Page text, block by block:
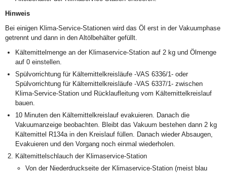
Hinweis
Bei einigen Klima-Service-Stationen wird das Öl erst in der Vakuumphase
getrennt und dann in den Altölbehälter gefüllt.
Kältemittelmenge an der Klimaservice-Station auf 2 kg und Ölmenge
auf 0 einstellen.
Spülvorrichtung für Kältemittelkreisläufe -VAS 6336/1- oder
Spülvorrichtung für Kältemittelkreisläufe -VAS 6337/1- zwischen
Klima-Service-Station und Rücklaufleitung vom Kältemittelkreislauf
bauen.
10 Minuten den Kältemittelkreislauf evakuieren. Danach die
Vakuumanzeige beobachten. Bleibt das Vakuum bestehen dann 2 kg
Kältemittel R134a in den Kreislauf füllen. Danach wieder Absaugen,
Evakuieren und den Vorgang noch einmal wiederholen.
Kältemittelschlauch der Klimaservice-Station
Von der Niederdruckseite der Klimaservice-Station (meist blau